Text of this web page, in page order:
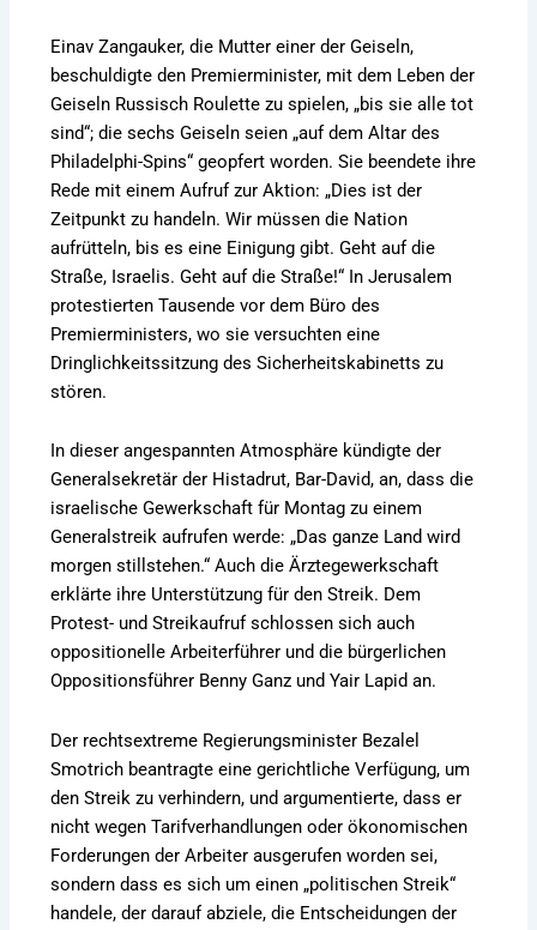
Einav Zangauker, die Mutter einer der Geiseln,
beschuldigte den Premierminister, mit dem Leben der
Geiseln Russisch Roulette zu spielen, „bis sie alle tot
sind“; die sechs Geiseln seien „auf dem Altar des
Philadelphi-Spins“ geopfert worden. Sie beendete ihre
Rede mit einem Aufruf zur Aktion: „Dies ist der
Zeitpunkt zu handeln. Wir müssen die Nation
aufrütteln, bis es eine Einigung gibt. Geht auf die
Straße, Israelis. Geht auf die Straße!“ In Jerusalem
protestierten Tausende vor dem Büro des
Premierministers, wo sie versuchten eine
Dringlichkeitssitzung des Sicherheitskabinetts zu
stören.
In dieser angespannten Atmosphäre kündigte der
Generalsekretär der Histadrut, Bar-David, an, dass die
israelische Gewerkschaft für Montag zu einem
Generalstreik aufrufen werde: „Das ganze Land wird
morgen stillstehen.“ Auch die Ärztegewerkschaft
erklärte ihre Unterstützung für den Streik. Dem
Protest- und Streikaufruf schlossen sich auch
oppositionelle Arbeiterführer und die bürgerlichen
Oppositionsführer Benny Ganz und Yair Lapid an.
Der rechtsextreme Regierungsminister Bezalel
Smotrich beantragte eine gerichtliche Verfügung, um
den Streik zu verhindern, und argumentierte, dass er
nicht wegen Tarifverhandlungen oder ökonomischen
Forderungen der Arbeiter ausgerufen worden sei,
sondern dass es sich um einen „politischen Streik“
handele, der darauf abziele, die Entscheidungen der